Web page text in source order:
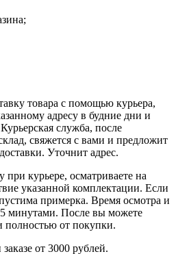
товара с помощью курьера,
адресу в будние дни и
служба, после
свяжется с вами и предложит
Уточнит адрес.
курьере, осматриваете на
указанной комплектации. Если
примерка. Время осмотра и
минутами. После вы можете
полностью от покупки.
от 3000 рублей.